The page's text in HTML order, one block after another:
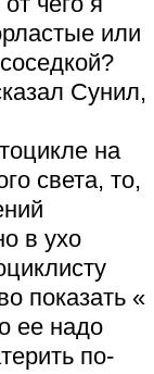
или
Сунил,
на
света, то,
в ухо
показать «
ее надо
по-